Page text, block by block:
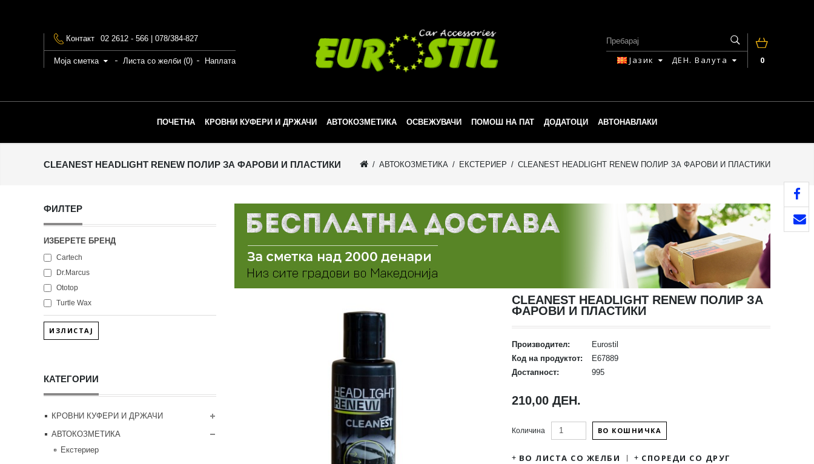
Контакт 02 2612 - 566 | 078/384-827
Моја сметка Листа со желби (0) Наплата 0
Јазик ДЕН. Валута
ПОЧЕТНА КРОВНИ КУФЕРИ И ДРЖАЧИ АВТОКОЗМЕТИКА ОСВЕЖУВАЧИ ПОМОШ НА ПАТ ДОДАТОЦИ АВТОНАВЛАКИ
CLEANEST HEADLIGHT RENEW ПОЛИР ЗА ФАРОВИ И ПЛАСТИКИ АВТОКОЗМЕТИКА ЕКСТЕРИЕР CLEANEST HEADLIGHT RENEW ПОЛИР ЗА ФАРОВИ И ПЛАСТИКИ
ФИЛТЕР
ИЗБЕРЕТЕ БРЕНД
Cartech
Dr.Marcus
Ototop
Turtle Wax
ИЗЛИСТАЈ
КАТЕГОРИИ
КРОВНИ КУФЕРИ И ДРЖАЧИ
АВТОКОЗМЕТИКА
Екстериер
CLEANEST HEADLIGHT RENEW ПОЛИР ЗА
ФАРОВИ И ПЛАСТИКИ
Производител:
Eurostil
Код на продуктот:
E67889
Достапност:
995
210,00 ДЕН.
Количина ВО КОШНИЧКА
ВО ЛИСТА СО ЖЕЛБИ СПОРЕДИ СО ДРУГ